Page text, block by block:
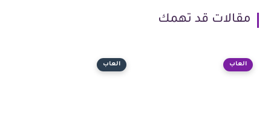
مقالات قد تهمك
العاب العاب